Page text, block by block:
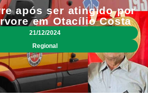
após ser atingido por
em Otacílio Costa
21/12/2024
Regional